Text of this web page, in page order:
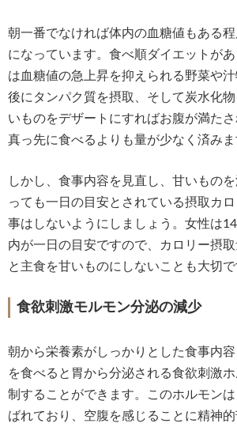
朝一番でなければ体内の血糖値もある
になっています。食べ順ダイエットが
は血糖値の急上昇を抑えられる野菜や
後にタンパク質を摂取、そして炭水化
いものをデザートにすればお腹が満たさ
真っ先に食べるよりも量が少なく済みま
しかし、食事内容を見直し、甘いもの
っても一日の目安とされている摂取カ
事はしないようにしましょう。女性は
内が一日の目安ですので、カロリー摂
と主食を甘いものにしないことも大切で
食欲刺激モルモン分泌の減少
朝から栄養素がしっかりとした食事内
を食べると胃から分泌される食欲刺激
制することができます。このホルモン
ばれており、空腹を感じることに精神